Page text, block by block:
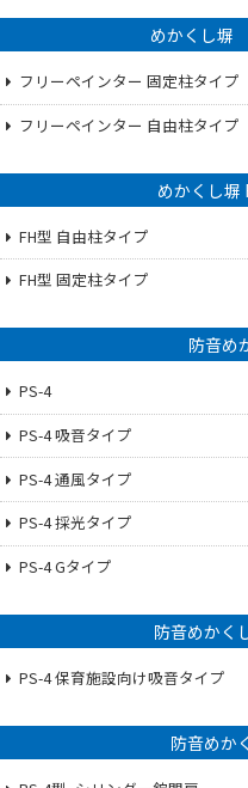
めかくし塀
フリーペインター 固定柱タイプ
フリーペインター 自由柱タイプ
めかくし塀
FH型 自由柱タイプ
FH型 固定柱タイプ
防音め
PS-4
PS-4 吸音タイプ
PS-4 通風タイプ
PS-4 採光タイプ
PS-4 Gタイプ
防音めかく
PS-4 保育施設向け吸音タイプ
防音めか